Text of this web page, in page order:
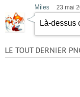
Miles 23 mai
Là-dessus
LE TOUT DERNIER